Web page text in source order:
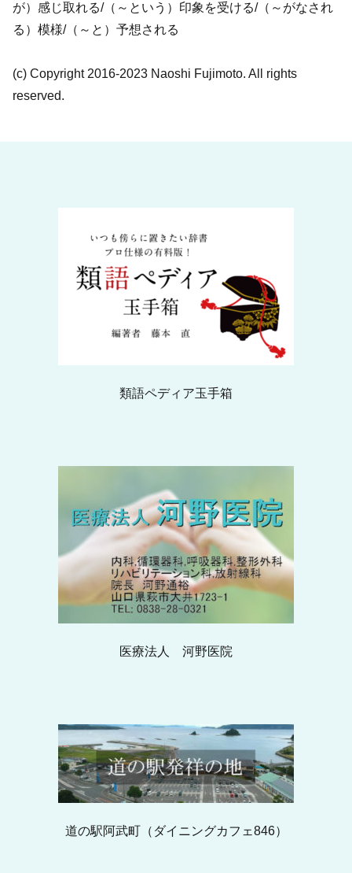
が）感じ取れる/（～という）印象を受ける/（～がなされ
る）模様/（～と）予想される
(c) Copyright 2016-2023 Naoshi Fujimoto. All rights
reserved.
類語ペディア玉手箱
医療法人 河野医院
道の駅阿武町（ダイニングカフェ846）